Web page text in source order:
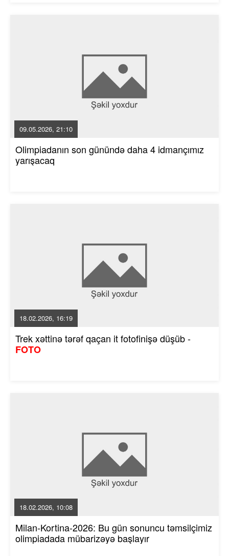
09.05.2026, 21:10
Olimpiadanın son günündə daha 4 idmançımız
yarışacaq
18.02.2026, 16:19
Trek xəttinə tərəf qaçan it fotofinişə düşüb -
FOTO
18.02.2026, 10:08
Milan-Kortina-2026: Bu gün sonuncu təmsilçimiz
olimpiadada mübarizəyə başlayır